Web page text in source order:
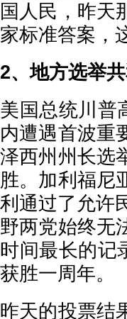
国人民，昨天
家标准答案，
2、地方选举
美国总统川普
内遭遇首波重
泽西州州长选
胜。加利福尼
利通过了允许
野两党始终无
时间最长的记
获胜一周年。
昨天的投票结